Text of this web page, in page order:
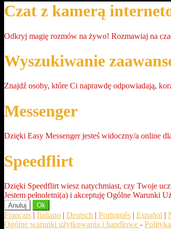
Czat z kamerą
Odkryj magię rozmów na żywo! Rozmawiaj na
Wyszukiwanie
Znajdź osoby, które Ci naprawdę odpowiadają,
Messenger
Dzięki Easy Messenger jesteś widoczny/a online
Speedflirt
Dzięki Speedflirt wiesz natychmiast, czy Twoje
Jestem pełnoletni(a) i akceptuję Ogólne Warunki
Anuluj Ok
Français | Italiano | Deutsch | Português | Español |
Ogólne warunki użytkowania i handlowe -